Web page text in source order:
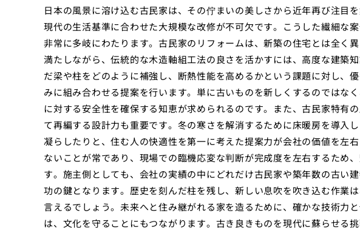
日本の風景に溶け込む古民家は、その佇まいの美しさから近年再び注目
現代の生活基準に合わせた大規模な改修が不可欠です。こうした繊細な
非常に多岐にわたります。古民家のリフォームは、新築の住宅とは全く
満たしながら、伝統的な木造軸組工法の良さを活かすには、高度な建築
だ梁や柱をどのように補強し、断熱性能を高めるかという課題に対し、
みに組み合わせる提案を行います。単に古いものを新しくするのではな
に対する安全性を確保する知恵が求められるのです。また、古民家特有
て再編する設計力も重要です。冬の寒さを解消するために床暖房を導入
凝らしたりと、住む人の快適性を第一に考えた提案力が会社の価値を左
ないことが常であり、現場での臨機応変な判断が完成度を左右するため
す。施主側としても、会社の実績の中にどれだけ古民家や築年数の古い
功の鍵となります。歴史を刻んだ柱を残し、新しい息吹を吹き込む作業
言えるでしょう。未来へと住み継がれる家を造るために、確かな技術力
は、文化を守ることにもつながります。古き良きものを現代に蘇らせる